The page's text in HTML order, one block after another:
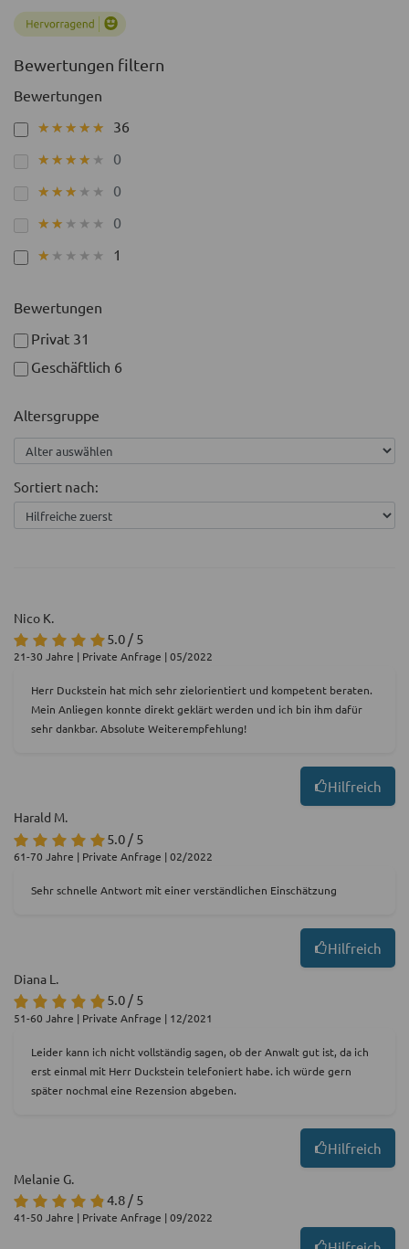
Bewertungen filtern
Bewertungen
★★★★★
★★★★★ 36
★★★★★
★★★★★ 0
★★★★★
★★★★★ 0
★★★★★
★★★★★ 0
★★★★★
★★★★★ 1
Bewertungen
Privat 31
Geschäftlich 6
Altersgruppe
Sortiert nach:
Nico K.
5.0 / 5
21-30 Jahre | Private Anfrage | 05/2022
Herr Duckstein hat mich sehr zielorientiert und kompetent beraten.
Mein Anliegen konnte direkt geklärt werden und ich bin ihm dafür
sehr dankbar. Absolute Weiterempfehlung!
Hilfreich
Harald M.
5.0 / 5
61-70 Jahre | Private Anfrage | 02/2022
Sehr schnelle Antwort mit einer verständlichen Einschätzung
Hilfreich
Diana L.
5.0 / 5
51-60 Jahre | Private Anfrage | 12/2021
Leider kann ich nicht vollständig sagen, ob der Anwalt gut ist, da ich
erst einmal mit Herr Duckstein telefoniert habe. ich würde gern
später nochmal eine Rezension abgeben.
Hilfreich
Melanie G.
4.8 / 5
41-50 Jahre | Private Anfrage | 09/2022